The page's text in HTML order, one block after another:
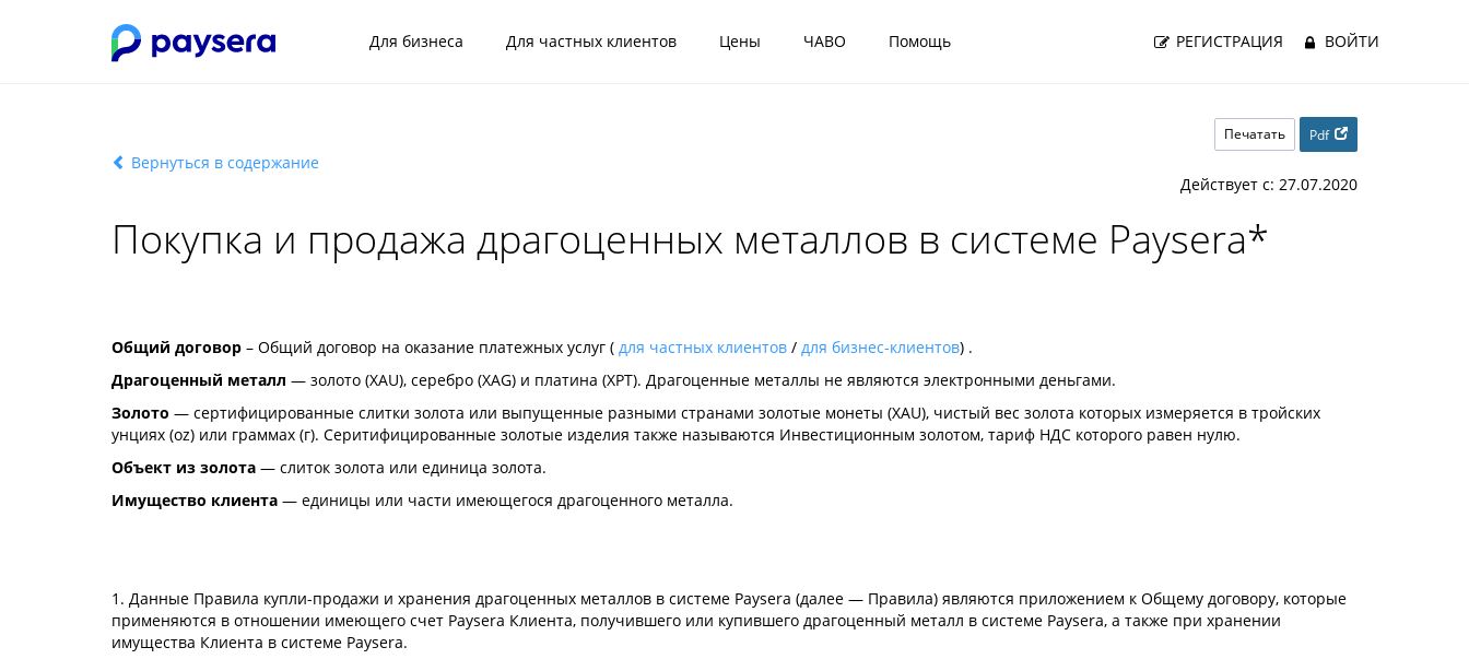
Для бизнеса Для частных клиентов Цены ЧАВО Помощь РЕГИСТРАЦИЯ ВОЙТИ
Печатать Pdf
Вернуться в содержание
Действует с: 27.07.2020
Покупка и продажа драгоценных металлов в системе Paysera*
Общий договор – Общий договор на оказание платежных услуг ( для частных клиентов / для бизнес-клиентов) .
Драгоценный металл — золото (XAU), серебро (XAG) и платина (XPT). Драгоценные металлы не являются электронными деньгами.
Золото — сертифицированные слитки золота или выпущенные разными странами золотые монеты (XAU), чистый вес золота которых измеряется в тройских
унциях (oz) или граммах (г). Серитифицированные золотые изделия также называются Инвестиционным золотом, тариф НДС которого равен нулю.
Объект из золота — слиток золота или единица золота.
Имущество клиента — единицы или части имеющегося драгоценного металла.
1. Данные Правила купли-продажи и хранения драгоценных металлов в системе Paysera (далее — Правила) являются приложением к Общему договору, которые
применяются в отношении имеющего счет Paysera Клиента, получившего или купившего драгоценный металл в системе Paysera, а также при хранении
имущества Клиента в системе Paysera.